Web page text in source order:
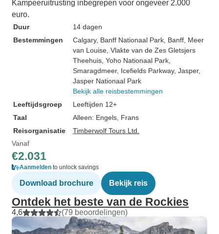
Kampeeruitrusting inbegrepen voor ongeveer 2.000
euro.
Duur
14 dagen
Bestemmingen
Calgary, Banff Nationaal Park , Banff , Meer
van Louise , Vlakte van de Zes Gletsjers
Theehuis , Yoho Nationaal Park
Smaragdmeer, Icefields Parkway, Jasper,
Jasper Nationaal Park
Bekijk alle reisbestemmingen
Leeftijdsgroep
Leeftijden 12+
Taal
Alleen: Engels, Frans
Reisorganisatie
Timberwolf Tours Ltd.
Vanaf
€2.031
Aanmelden to unlock savings
Download brochure Bekijk reis
Ontdek het beste van de Rockies
4,6 (79 beoordelingen)